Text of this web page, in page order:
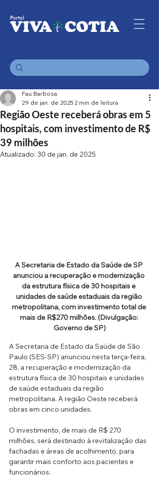
Região Oeste receberá obras em 5
hospitais, com investimento de R$
39 milhões
Fau Barbosa
29 de jan. de 2025 2 min de leitura
Atualizado: 30 de jan. de 2025
A Secretaria de Estado da Saúde de SP
anunciou a recuperação e modernização
da estrutura física de 30 hospitais e
unidades de saúde estaduais da região
metropolitana, com investimento total de
mais de R$270 milhões. (Divulgação:
Governo de SP)
A Secretaria de Estado da Saúde de São
Paulo (SES-SP) anunciou nesta terça-feira,
28, a recuperação e modernização da
estrutura física de 30 hospitais e unidades
de saúde estaduais da região
metropolitana. A região Oeste receberá
obras em cinco unidades.
O investimento, de mais de R$ 270
milhões, será destinado à revitalização das
fachadas e áreas de acolhimento, para
garantir mais conforto aos pacientes e
funcionários.